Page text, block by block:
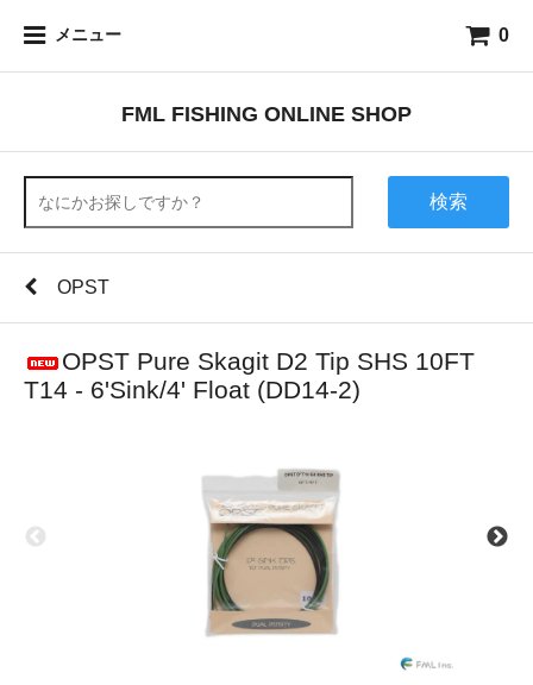
メニュー 0
FML FISHING ONLINE SHOP
検索
OPST
OPST Pure Skagit D2 Tip SHS 10FT
T14 - 6'Sink/4' Float (DD14-2)